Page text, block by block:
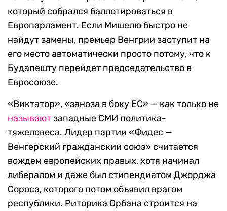
который собрался баллотироваться в
Европарламент. Если Мишелю быстро не
найдут замены, премьер Венгрии заступит на
его место автоматически просто потому, что к
Будапешту перейдет председательство в
Евросоюзе.
«Виктатор», «заноза в боку ЕС» — как только не
называютзападные СМИ политика-
тяжеловеса. Лидер партии «Фидес —
Венгерский гражданский союз» считается
вождем европейских правых, хотя начинал
либералом и даже был стипендиатом Джорджа
Сороса, которого потом объявил врагом
республики. Риторика Орбана строится на